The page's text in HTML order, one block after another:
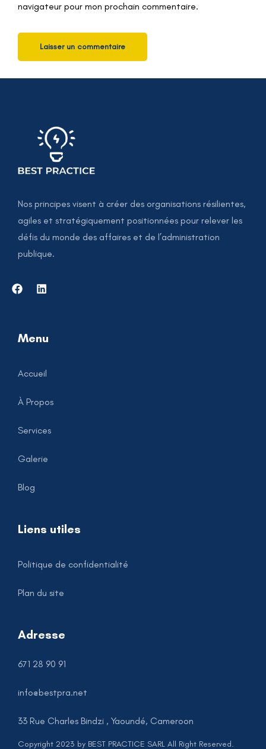
navigateur pour mon prochain commentaire.
Nos principes visent à créer des organisations résilientes,
agiles et stratégiquement positionnées pour relever les
défis du monde des affaires et de l’administration
publique.
Menu
Accueil
À Propos
Services
Galerie
Blog
Liens utiles
Politique de confidentialité
Plan du site
Adresse
671 28 90 91
info@bestpra.net
33 Rue Charles Bindzi , Yaoundé, Cameroon
Copyright 2023 by BEST PRACTICE SARL All Right Reserved.